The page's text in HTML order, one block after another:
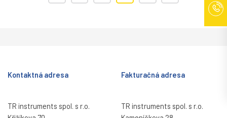
Kontaktná adresa
TR instruments spol. s r.o.
Fakturačná adresa
TR instruments spol. s r.o.